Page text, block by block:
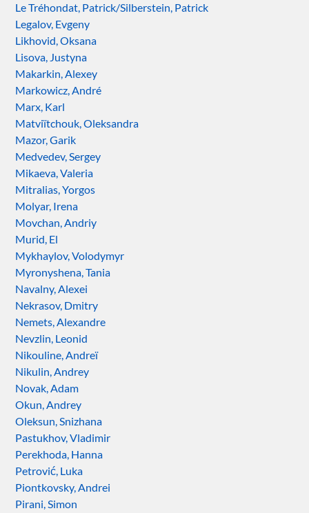
Le Tréhondat, Patrick/Silberstein, Patrick
Legalov, Evgeny
Likhovid, Oksana
Lisova, Justyna
Makarkin, Alexey
Markowicz, André
Marx, Karl
Matviïtchouk, Oleksandra
Mazor, Garik
Medvedev, Sergey
Mikaeva, Valeria
Mitralias, Yorgos
Molyar, Irena
Movchan, Andriy
Murid, El
Mykhaylov, Volodymyr
Myronyshena, Tania
Navalny, Alexei
Nekrasov, Dmitry
Nemets, Alexandre
Nevzlin, Leonid
Nikouline, Andreï
Nikulin, Andrey
Novak, Adam
Okun, Andrey
Oleksun, Snizhana
Pastukhov, Vladimir
Perekhoda, Hanna
Petrović, Luka
Piontkovsky, Andrei
Pirani, Simon